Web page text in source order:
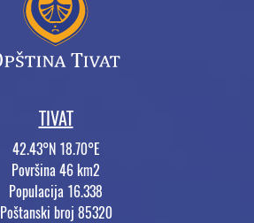
TIVAT
42.43°N 18.70°E
Površina 46 km2
Populacija 16.338
Poštanski broj 85320